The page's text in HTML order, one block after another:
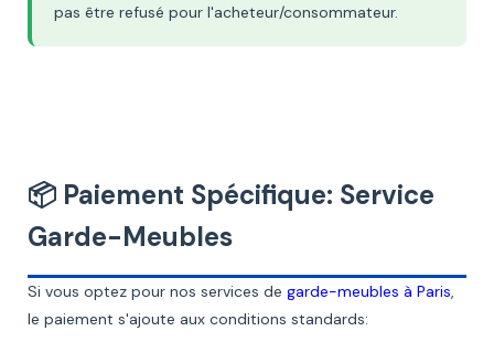
pas être refusé pour l'acheteur/consommateur.
📦 Paiement Spécifique: Service
Garde-Meubles
Si vous optez pour nos services de garde-meubles à Paris,
le paiement s'ajoute aux conditions standards: